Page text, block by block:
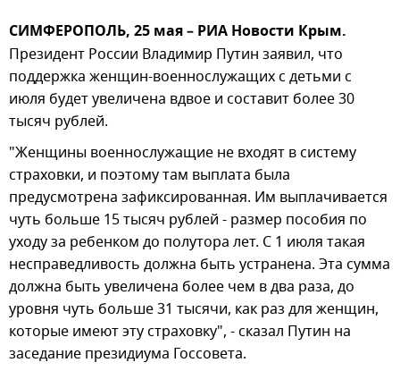
СИМФЕРОПОЛЬ, 25 мая – РИА Новости Крым.
Президент России Владимир Путин заявил, что
поддержка женщин-военнослужащих с детьми с
июля будет увеличена вдвое и составит более 30
тысяч рублей.
"Женщины военнослужащие не входят в систему
страховки, и поэтому там выплата была
предусмотрена зафиксированная. Им выплачивается
чуть больше 15 тысяч рублей - размер пособия по
уходу за ребенком до полутора лет. С 1 июля такая
несправедливость должна быть устранена. Эта сумма
должна быть увеличена более чем в два раза, до
уровня чуть больше 31 тысячи, как раз для женщин,
которые имеют эту страховку", - сказал Путин на
заседание президиума Госсовета.